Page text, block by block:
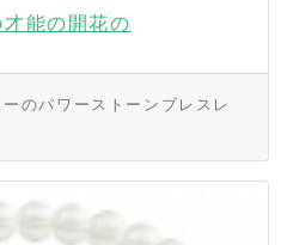
能の開花の
のパワーストーンブレスレ